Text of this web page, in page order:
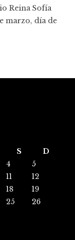
Reina Sofía
marzo, día de
S
D
4
5
11
12
18
19
25
26